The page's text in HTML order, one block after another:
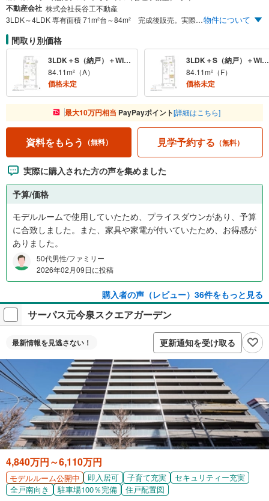
不動産会社 株式会社長谷工不動産
3LDK～4LDK 専有面積 71m²台～84m² 完成後販売。実際の住戸をご覧いただけます。 再開発で進化する駅東口エリア 宇都宮駅東口5分（上り）4分（下り）※ 毎日のお買物に便利な商業施設が身近「かましんカルナ」近接 開放感あふれる全戸南向き配棟 3LDK～4LDK専有面積 約71m²～84m² 快適なカーライフをサポートする駐車場100％ ※LRT利用、「宇都宮駅東口」停留場～「駅東公園前」停留場間の所要時間物件について
間取り別価格
3LDK＋S（納戸）＋WIC＋N・4LDK＋WIC＋N
84.11m²（A）
価格未定
3LDK＋S（納戸）＋WIC＋N
84.11m²（F）
価格未定
最大10万円相当 PayPayポイント[詳細はこちら]
資料をもらう （無料） 見学予約する （無料）
実際に購入された方の声を集めました
予算/価格
モデルルームで使用していたため、プライスダウンがあり、予算
に合致しました。また、家具や家電が付いていたため、お得感が
ありました。
50代男性/ファミリー
2026年02月09日に投稿
購入者の声（レビュー）36件をもっと見る
サーパス元今泉スクエアガーデン
最新情報を見逃さない！ 更新通知を受け取る
4,840万円～6,110万円
モデルルーム公開中 即入居可 子育て充実
セキュリティー充実
全戸南向き
駐車場100％完備 住戸配置図